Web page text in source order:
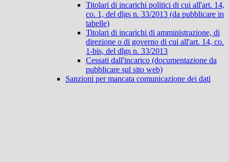
Titolari di incarichi politici di cui all'art. 14,
co. 1, del dlgs n. 33/2013 (da pubblicare in
tabelle)
Titolari di incarichi di amministrazione, di
direzione o di governo di cui all'art. 14, co.
1-bis, del dlgs n. 33/2013
Cessati dall'incarico (documentazione da
pubblicare sul sito web)
Sanzioni per mancata comunicazione dei dati